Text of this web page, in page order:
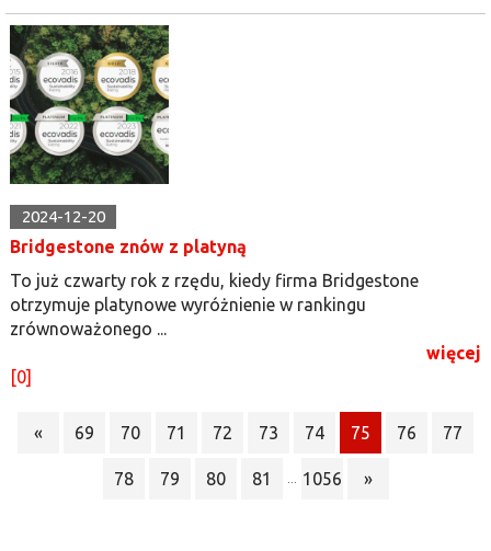
2024-12-20
Bridgestone znów z platyną
To już czwarty rok z rzędu, kiedy firma Bridgestone
otrzymuje platynowe wyróżnienie w rankingu
zrównoważonego ...
więcej
[0]
« 69 70 71 72 73 74 75 76 77
78 79 80 81 1056 »